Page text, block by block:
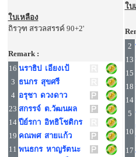
ใบเหลือง
ถิรวุฑ สรวลสรรค์ 90+2'
Remark :
16 นราธิป เอียงเป้
3 ธนกร สุขศรี
4 อรุชา ดวงดาว
23 สกรรจ์ ต.วัฒนผล
14 ปีย์รกา อิทธิโชติกร
19 คณพศ สายแก้ว
11 พนธกร หาญรัตนะ
ใบ
2
13
15
18
14
5
10
17